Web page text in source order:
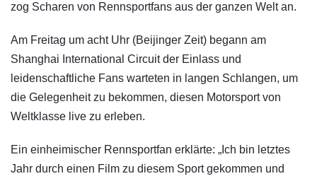
zog Scharen von Rennsportfans aus der ganzen Welt an.
Am Freitag um acht Uhr (Beijinger Zeit) begann am
Shanghai International Circuit der Einlass und
leidenschaftliche Fans warteten in langen Schlangen, um
die Gelegenheit zu bekommen, diesen Motorsport von
Weltklasse live zu erleben.
Ein einheimischer Rennsportfan erklärte: „Ich bin letztes
Jahr durch einen Film zu diesem Sport gekommen und